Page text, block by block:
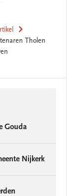
Tholen
Gouda
Nijkerk